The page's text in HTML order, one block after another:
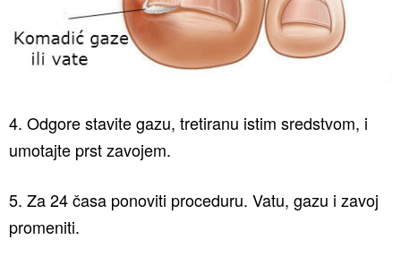
4. Odgore stavite gazu, tretiranu istim sredstvom, i
umotajte prst zavojem.
5. Za 24 časa ponoviti proceduru. Vatu, gazu i zavoj
promeniti.